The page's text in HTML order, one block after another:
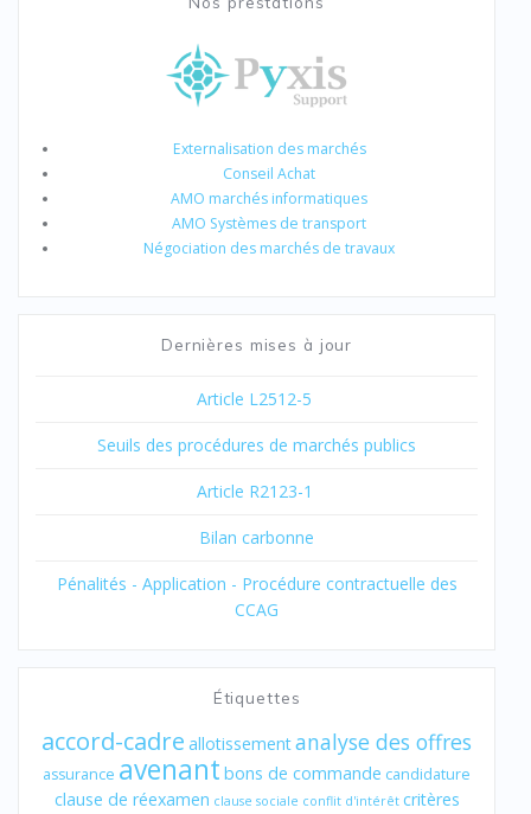
Externalisation des marchés
Conseil Achat
AMO marchés informatiques
AMO Systèmes de transport
Négociation des marchés de travaux
Dernières mises à jour
Article L2512-5
Seuils des procédures de marchés publics
Article R2123-1
Bilan carbonne
Pénalités - Application - Procédure contractuelle des
CCAG
Étiquettes
accord-cadre allotissementanalyse des offres
assurance avenant bons de commande candidature
clause de réexamen clause sociale conflit d'intérêt critères